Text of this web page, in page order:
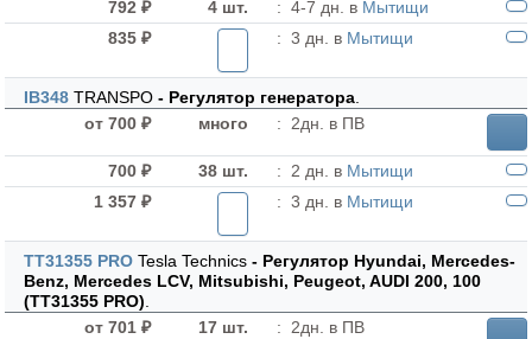
792 ₽
4 шт. : 4-7 дн. в Мытищи
835 ₽
: 3 дн. в Мытищи
IB348 TRANSPO - Регулятор генератора.
от 700 ₽
много : 2дн. в ПВ
700 ₽ 38 шт. : 2 дн. в Мытищи
1 357 ₽
: 3 дн. в Мытищи
TT31355 PRO Tesla Technics - Регулятор Hyundai, Mercedes-
Benz, Mercedes LCV, Mitsubishi, Peugeot, AUDI 200, 100
(TT31355 PRO).
от 701 ₽
17 шт. : 2дн. в ПВ